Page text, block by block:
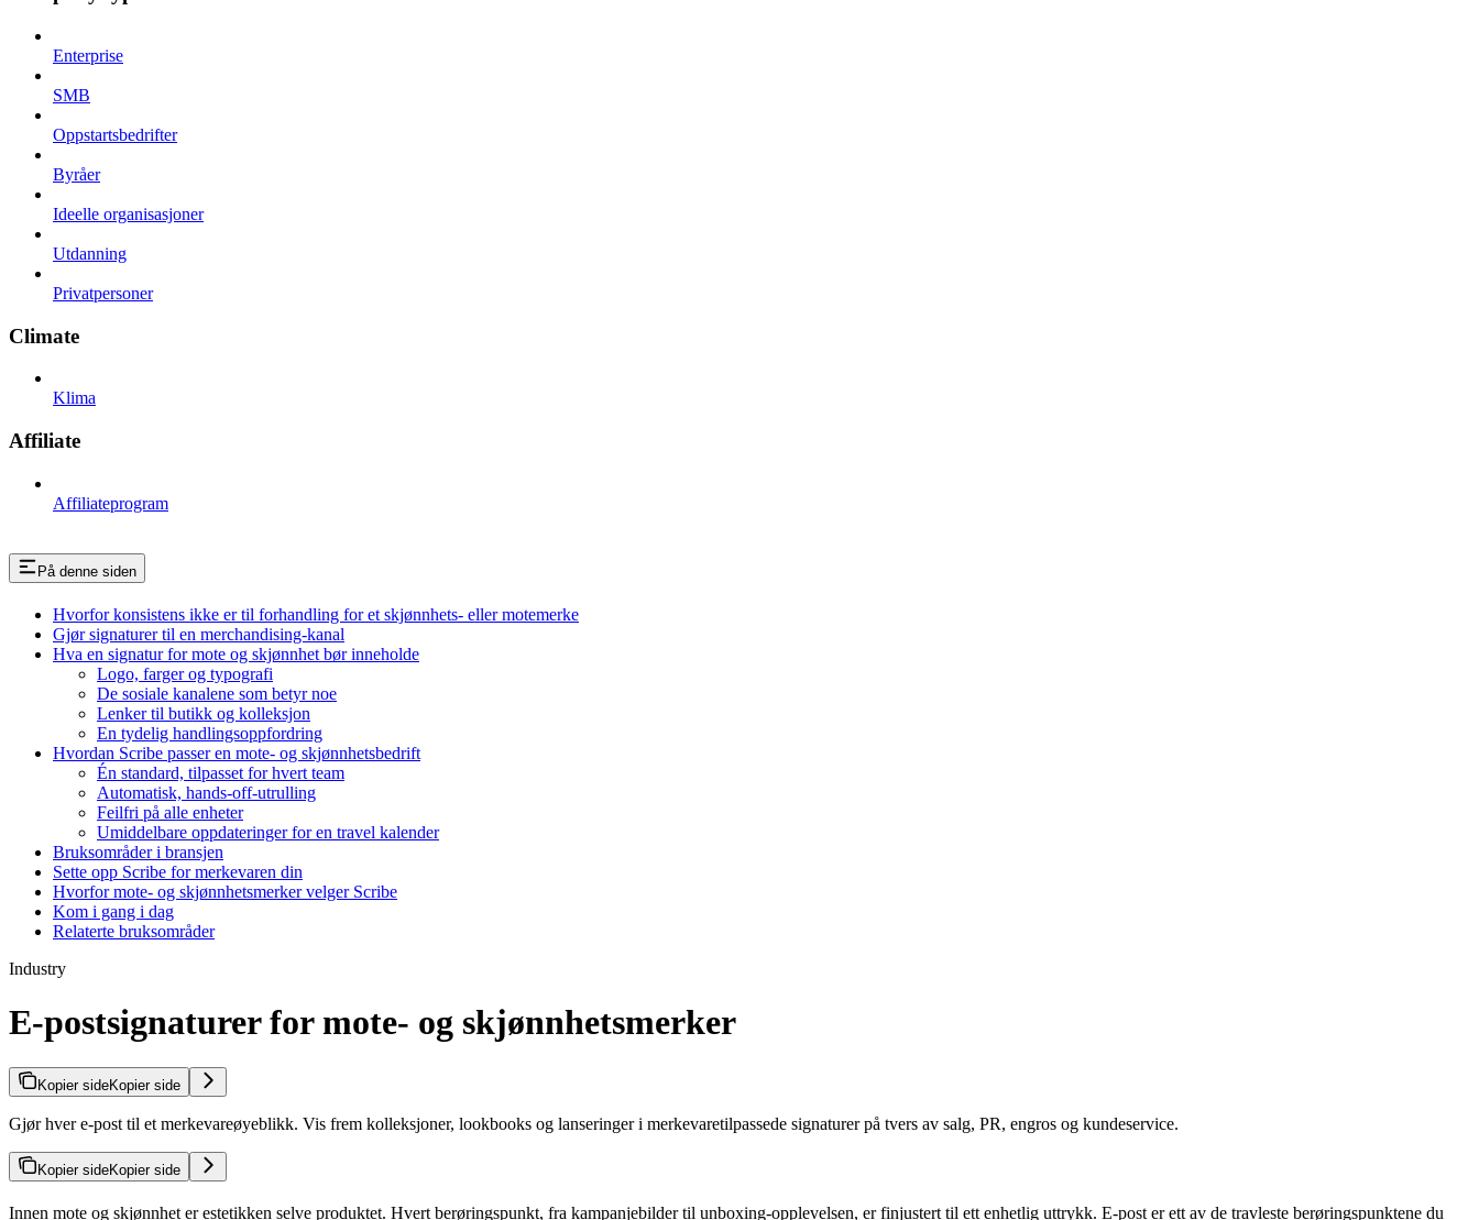
Enterprise
SMB
Oppstartsbedrifter
Byråer
Ideelle organisasjoner
Utdanning
Privatpersoner
Climate
Klima
Affiliate
Affiliateprogram
På denne siden
Hvorfor konsistens ikke er til forhandling for et skjønnhets- eller motemerke
Gjør signaturer til en merchandising-kanal
Hva en signatur for mote og skjønnhet bør inneholde
Logo, farger og typografi
De sosiale kanalene som betyr noe
Lenker til butikk og kolleksjon
En tydelig handlingsoppfordring
Hvordan Scribe passer en mote- og skjønnhetsbedrift
Én standard, tilpasset for hvert team
Automatisk, hands-off-utrulling
Feilfri på alle enheter
Umiddelbare oppdateringer for en travel kalender
Bruksområder i bransjen
Sette opp Scribe for merkevaren din
Hvorfor mote- og skjønnhetsmerker velger Scribe
Kom i gang i dag
Relaterte bruksområder
Industry
E-postsignaturer for mote- og skjønnhetsmerker
Kopier sideKopier side
Gjør hver e-post til et merkevareøyeblikk. Vis frem kolleksjoner, lookbooks og lanseringer i merkevaretilpassede signaturer på tvers av salg, PR, engros og kundeservice.
Kopier sideKopier side
Innen mote og skjønnhet er estetikken selve produktet. Hvert berøringspunkt, fra kampanjebilder til unboxing-opplevelsen, er finjustert til ett enhetlig uttrykk. E-post er ett av de travleste berøringspunktene du